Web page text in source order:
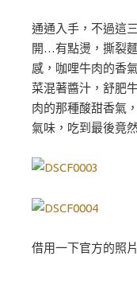
通通入手，不過這
開…有點燙，撕裂
感，咖哩牛肉的香
菜混著醬汁，舒肥
肉的那種酸甜香氣
氣味，吃到最後竟
借用一下官方的照